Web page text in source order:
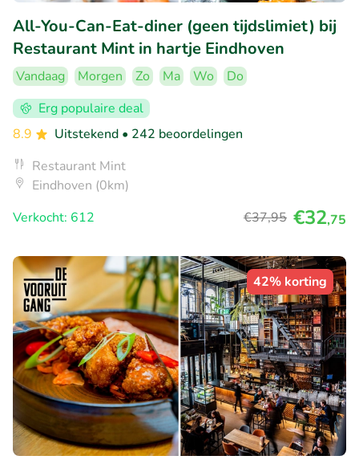
All-You-Can-Eat-diner (geen tijdslimiet) bij
Restaurant Mint in hartje Eindhoven
Vandaag Morgen Zo Ma Wo
Do
Erg populaire deal
8.9
Uitstekend • 242 beoordelingen
Restaurant Mint
Eindhoven (0km)
Verkocht: 612
€37,95 €32,75
42% korting